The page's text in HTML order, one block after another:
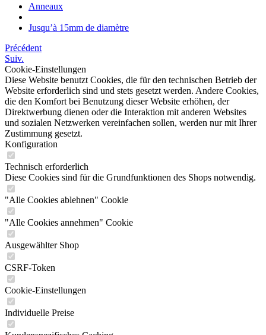
Anneaux
Jusqu’à 15mm de diamètre
Précédent
Suiv.
Cookie-Einstellungen
Diese Website benutzt Cookies, die für den technischen Betrieb der
Website erforderlich sind und stets gesetzt werden. Andere Cookies,
die den Komfort bei Benutzung dieser Website erhöhen, der
Direktwerbung dienen oder die Interaktion mit anderen Websites
und sozialen Netzwerken vereinfachen sollen, werden nur mit Ihrer
Zustimmung gesetzt.
Konfiguration
Technisch erforderlich
Diese Cookies sind für die Grundfunktionen des Shops notwendig.
"Alle Cookies ablehnen" Cookie
"Alle Cookies annehmen" Cookie
Ausgewählter Shop
CSRF-Token
Cookie-Einstellungen
Individuelle Preise